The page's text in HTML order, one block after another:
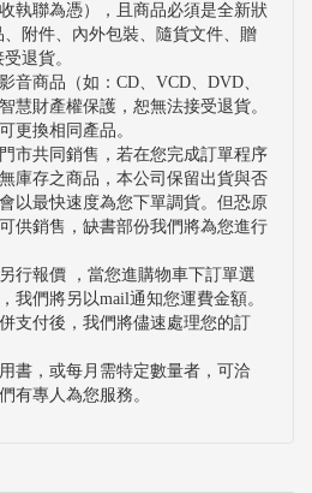
執聯為憑），且商品必須是全新狀
附件、內外包裝、隨貨文件、贈
退貨。
音商品（如：CD、VCD、DVD、
慧財產權保護，恕無法接受退貨。
更換相同產品。
市共同銷售，若在您完成訂單程序
庫存之商品，本公司保留出貨與否
以最快速度為您下單調貨。但恐原
供銷售，缺書部份我們將為您進行
行報價 ，當您進購物車下訂單選
我們將另以mail通知您運費金額。
支付後，我們將儘速處理您的訂
書，或每月需特定數量者，可洽
有專人為您服務。